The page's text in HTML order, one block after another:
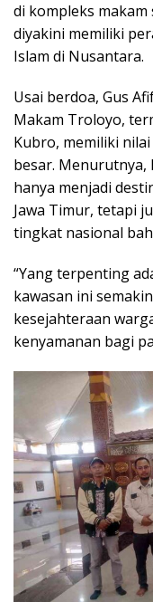
di kompleks
diyakini memiliki
Islam di Nusantara.
Usai berdoa, Gus
Makam Troloyo,
Kubro, memiliki
besar.
hanya menjadi
Jawa Timur, tetapi
tingkat nasional
“Yang terpenting
kawasan ini
kesejahteraan
kenyamanan bagi